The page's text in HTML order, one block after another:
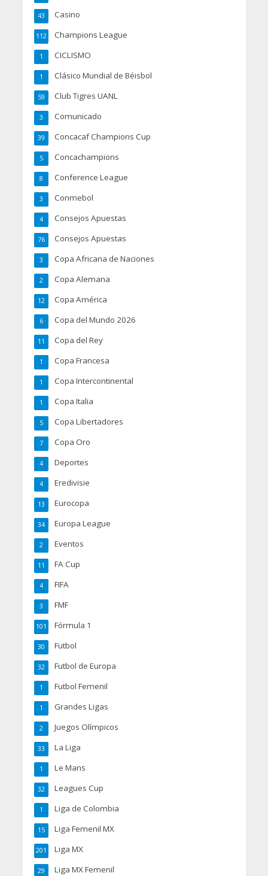
Casino
43
Champions League
112
CICLISMO
1
Clásico Mundial de Béisbol
1
Club Tigres UANL
59
Comunicado
3
Concacaf Champions Cup
39
Concachampions
5
Conference League
8
Conmebol
3
Consejos Apuestas
4
Consejos Apuestas
76
Copa Africana de Naciones
3
Copa Alemana
2
Copa América
12
Copa del Mundo 2026
6
Copa del Rey
11
Copa Francesa
1
Copa Intercontinental
1
Copa Italia
1
Copa Libertadores
5
Copa Oro
7
Deportes
4
Eredivisie
4
Eurocopa
13
Europa League
34
Eventos
2
FA Cup
11
FIFA
4
FMF
3
Fórmula 1
101
Futbol
30
Futbol de Europa
32
Futbol Femenil
1
Grandes Ligas
1
Juegos Olímpicos
2
La Liga
33
Le Mans
1
Leagues Cup
32
Liga de Colombia
1
Liga Femenil MX
15
Liga MX
201
Liga MX Femenil
29